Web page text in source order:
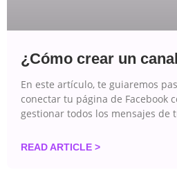
¿Cómo crear un
En este artículo, te guiaremos
conectar tu página de Facebook
gestionar todos los mensajes de
READ ARTICLE >